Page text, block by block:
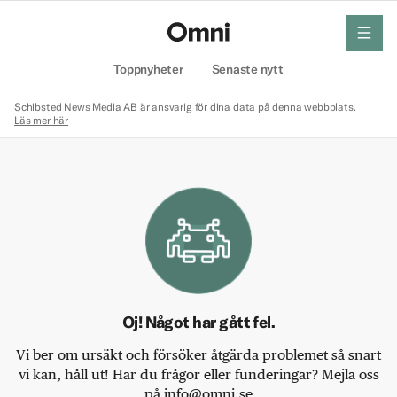
Toppnyheter Senaste nytt
meny
Schibsted News Media AB är ansvarig för dina data på denna webbplats.
Läs mer här
Oj! Något har gått fel.
Vi ber om ursäkt och försöker åtgärda problemet så snart
vi kan, håll ut! Har du frågor eller funderingar? Mejla oss